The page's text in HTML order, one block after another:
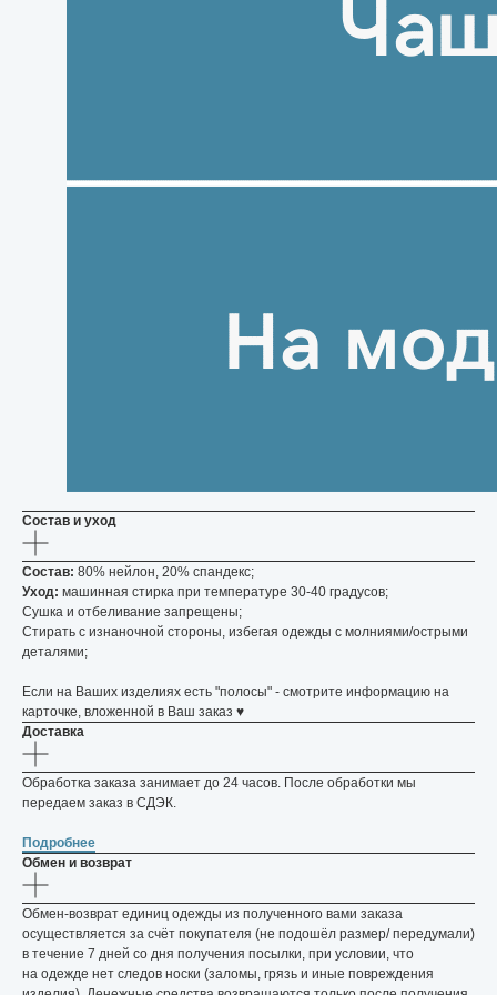
Состав и уход
Состав: 80% нейлон, 20% спандекс;
Уход: машинная стирка при температуре 30-40 градусов;
Сушка и отбеливание запрещены;
Стирать с изнаночной стороны, избегая одежды с молниями/острыми
деталями;
Если на Ваших изделиях есть "полосы" - смотрите информацию на
карточке, вложенной в Ваш заказ ♥️
Доставка
Обработка заказа занимает до 24 часов. После обработки мы
передаем заказ в СДЭК.
Подробнее
Обмен и возврат
Обмен-возврат единиц одежды из полученного вами заказа
осуществляется за счёт покупателя (не подошёл размер/ передумали)
в течение 7 дней со дня получения посылки, при условии, что
на одежде нет следов носки (заломы, грязь и иные повреждения
Отзывы
Условия заказа